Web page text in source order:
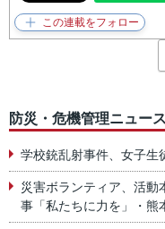
防災・危機管理ニュー
学校銃乱射事件、女子
災害ボランティア、活
事「私たちに力を」・熊